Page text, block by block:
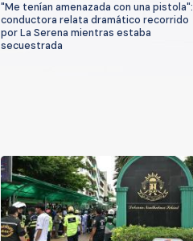
"Me tenían amenazada con una pistola":
conductora relata dramático recorrido
por La Serena mientras estaba
secuestrada